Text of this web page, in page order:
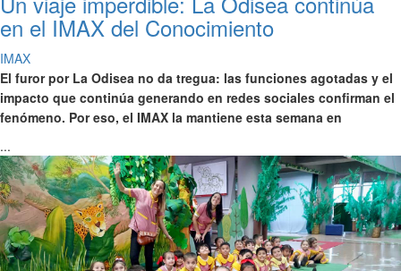
en el IMAX del Conocimiento
IMAX
El furor por La Odisea no da tregua: las funciones agotadas y el
impacto que continúa generando en redes sociales confirman el
fenómeno. Por eso, el IMAX la mantiene esta semana en
...